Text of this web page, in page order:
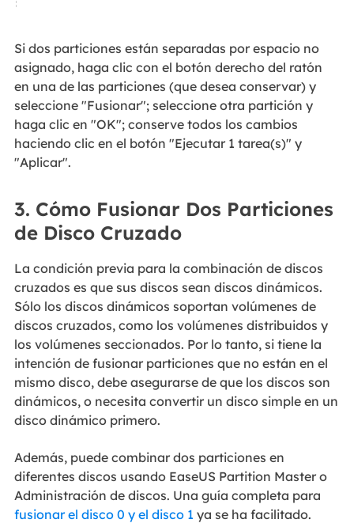
Si dos particiones están separadas por espacio no
asignado, haga clic con el botón derecho del ratón
en una de las particiones (que desea conservar) y
seleccione "Fusionar"; seleccione otra partición y
haga clic en "OK"; conserve todos los cambios
haciendo clic en el botón "Ejecutar 1 tarea(s)" y
"Aplicar".
3. Cómo Fusionar Dos Particiones
de Disco Cruzado
La condición previa para la combinación de discos
cruzados es que sus discos sean discos dinámicos.
Sólo los discos dinámicos soportan volúmenes de
discos cruzados, como los volúmenes distribuidos y
los volúmenes seccionados. Por lo tanto, si tiene la
intención de fusionar particiones que no están en el
mismo disco, debe asegurarse de que los discos son
dinámicos, o necesita convertir un disco simple en un
disco dinámico primero.
Además, puede combinar dos particiones en
diferentes discos usando EaseUS Partition Master o
Administración de discos. Una guía completa para
fusionar el disco 0 y el disco 1 ya se ha facilitado.